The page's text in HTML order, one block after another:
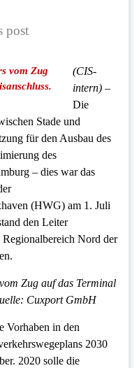
post
(CIS-
intern) –
Die
Stade und
für den Ausbau des
des
– dies war das
(HWG) am 1. Juli
den Leiter
Nord der
Zug auf das Terminal
Cuxport GmbH
Vorhaben in den
2030
2020 solle die